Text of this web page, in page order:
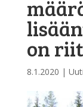
on
8.1.2020 |